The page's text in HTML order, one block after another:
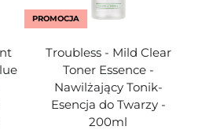
PROMOCJA
Troubless - Mild Clear
Toner Essence -
Nawilżający Tonik-
Esencja do Twarzy -
200ml